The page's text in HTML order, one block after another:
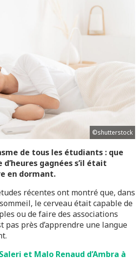
©shutterstock
de tous les étudiants : que
gagnées s’il était
en dormant.
récentes ont montré que, dans
le cerveau était capable de
ou de faire des associations
pas près d’apprendre une langue
et Malo Renaud d’Ambra à